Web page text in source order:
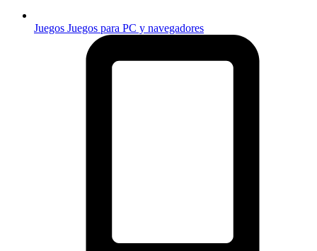
Juegos Juegos para PC y navegadores